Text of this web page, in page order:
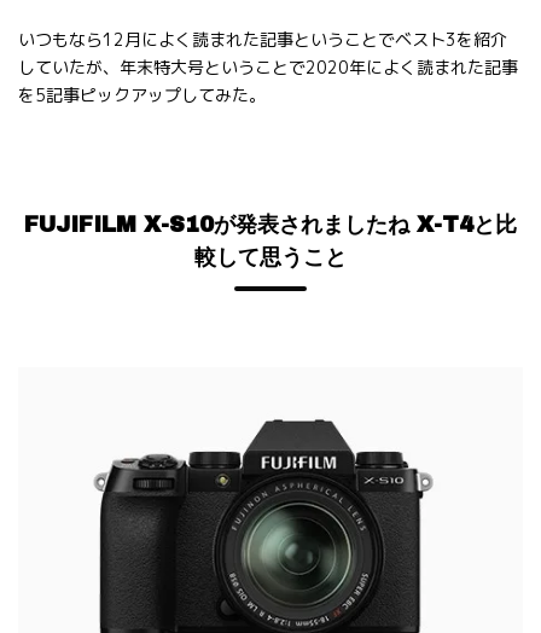
いつもなら12月によく読まれた記事ということでベスト3を紹介
していたが、年末特大号ということで2020年によく読まれた記事
を5記事ピックアップしてみた。
FUJIFILM X-S10が発表されましたね X-T4と比
較して思うこと